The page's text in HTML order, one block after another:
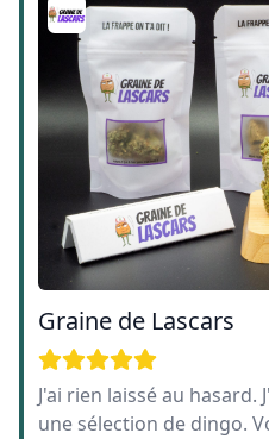
Graine de Lascars
J'ai rien laissé au
une sélection de dingo.